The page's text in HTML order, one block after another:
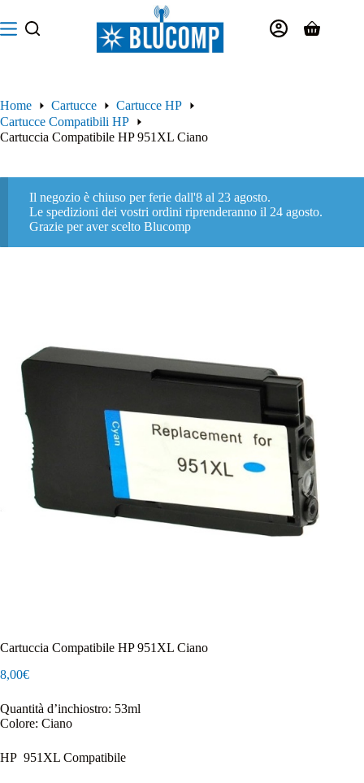
al
contenuto
Carrello
Home Cartucce
Cartucce HP
Cartucce Compatibili HP
Cartuccia Compatibile HP 951XL Ciano
Il negozio è chiuso per ferie dall'8 al 23 agosto.
Le spedizioni dei vostri ordini riprenderanno il 24 agosto.
Grazie per aver scelto Blucomp
Cartuccia Compatibile HP 951XL Ciano
8,00€
Quantità d’inchiostro: 53ml
Colore: Ciano
HP 951XL Compatibile